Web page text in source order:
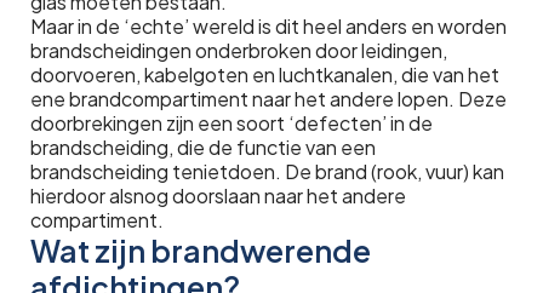
Maar in de ‘echte’ wereld is dit heel anders en worden
brandscheidingen onderbroken door leidingen,
doorvoeren, kabelgoten en luchtkanalen, die van het
ene brandcompartiment naar het andere lopen. Deze
doorbrekingen zijn een soort ‘defecten’ in de
brandscheiding, die de functie van een
brandscheiding tenietdoen. De brand (rook, vuur) kan
hierdoor alsnog doorslaan naar het andere
compartiment.
Wat zijn brandwerende